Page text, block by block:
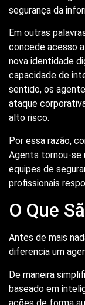
segurança da
Em outras
concede acesso
nova identidade
capacidade de
sentido, os
ataque
alto risco.
Por essa razão,
Agents tornou-se
equipes de
profissionais
O Que
Antes de mais
diferencia um
De maneira
baseado em
ações de forma